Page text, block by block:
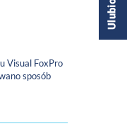
Visual FoxPro
sposób